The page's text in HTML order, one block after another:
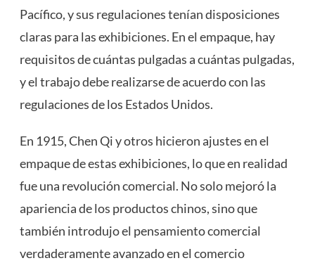
Pacífico, y sus regulaciones tenían disposiciones
claras para las exhibiciones. En el empaque, hay
requisitos de cuántas pulgadas a cuántas pulgadas,
y el trabajo debe realizarse de acuerdo con las
regulaciones de los Estados Unidos.
En 1915, Chen Qi y otros hicieron ajustes en el
empaque de estas exhibiciones, lo que en realidad
fue una revolución comercial. No solo mejoró la
apariencia de los productos chinos, sino que
también introdujo el pensamiento comercial
verdaderamente avanzado en el comercio